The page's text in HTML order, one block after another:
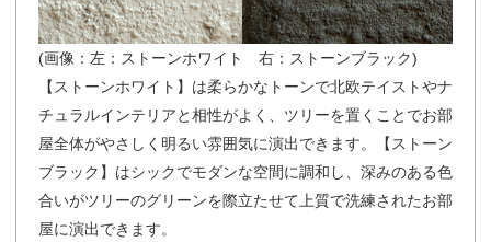
(画像：左：ストーンホワイト 右：ストーンブラック)
【ストーンホワイト】は柔らかなトーンで北欧テイストやナ
チュラルインテリアと相性がよく、ツリーを置くことでお部
屋全体がやさしく明るい雰囲気に演出できます。【ストーン
ブラック】はシックでモダンな空間に調和し、深みのある色
合いがツリーのグリーンを際立たせて上質で洗練されたお部
屋に演出できます。